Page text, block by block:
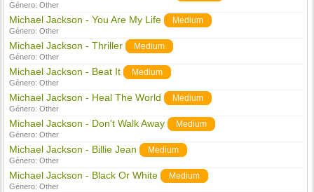
Género:Other
Michael Jackson - You Are My Life Medium
Género:Other
Michael Jackson - Thriller Medium
Género:Other
Michael Jackson - Beat It Medium
Género:Other
Michael Jackson - Heal The World Medium
Género:Other
Michael Jackson - Don't Walk Away Medium
Género:Other
Michael Jackson - Billie Jean Medium
Género:Other
Michael Jackson - Black Or White Medium
Género:Other